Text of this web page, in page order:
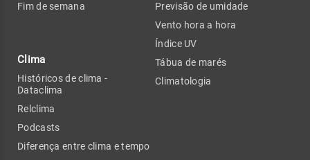
Fim de semana
Clima
Históricos de clima -
Dataclima
Relclima
Podcasts
Diferença entre clima e tempo
Previsão de umidade
Vento hora a hora
Índice UV
Tábua de marés
Climatologia